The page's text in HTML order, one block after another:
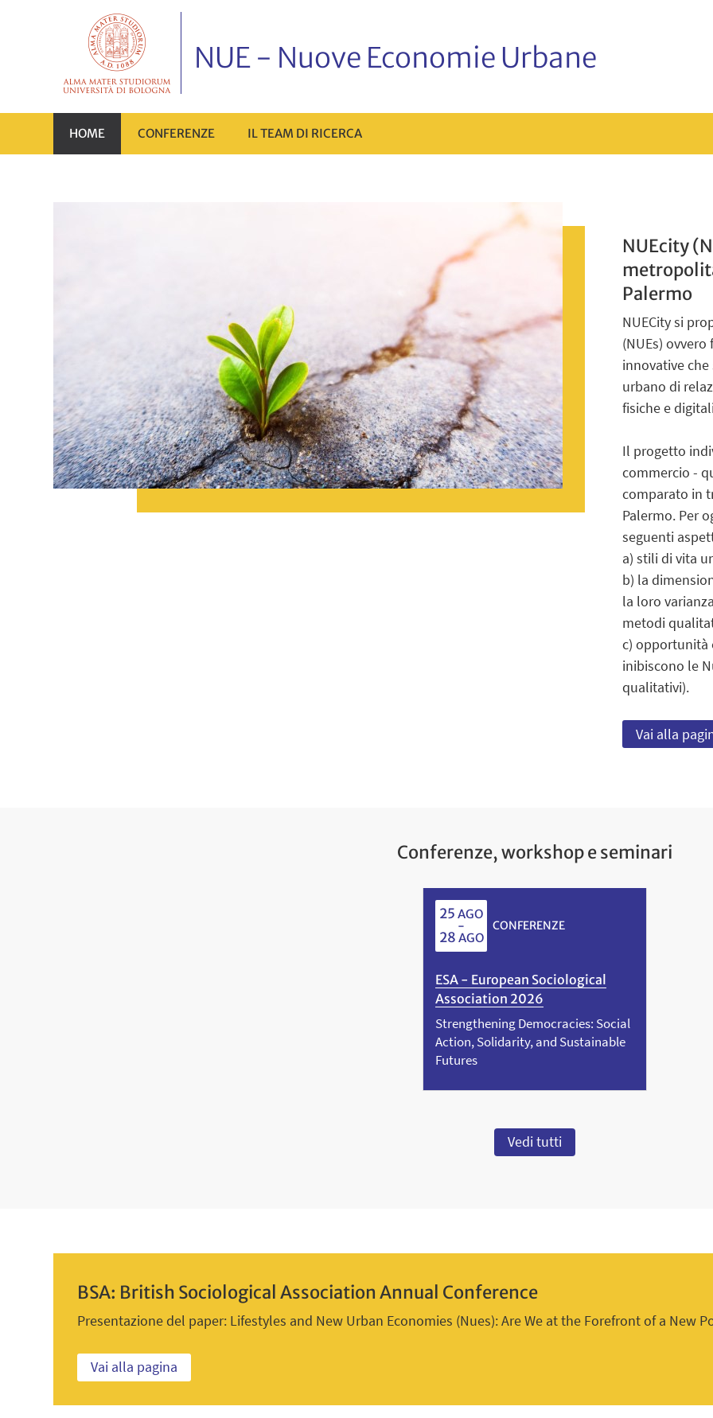
NUE - Nuove Economie Urbane
HOME CONFERENZE IL TEAM DI RICERCA
NUEcity
Palermo
NUECity si
(NUEs)
innovative
urbano di
fisiche e
Il progetto
commercio -
comparato in
Palermo. Per
seguenti
a) stili di vita
b) la
la loro
metodi
c) opportunità
inibiscono le
qualitativi).
Vai alla
Conferenze, workshop e seminari
25 AGO
-
28 AGO
CONFERENZE
ESA - European Sociological
Association 2026
Strengthening Democracies: Social
Action, Solidarity, and Sustainable
Futures
Vedi tutti
BSA: British Sociological Association Annual Conference
Presentazione del paper: Lifestyles and New Urban Economies (Nues): Are We at the Forefront of a New
Vai alla pagina